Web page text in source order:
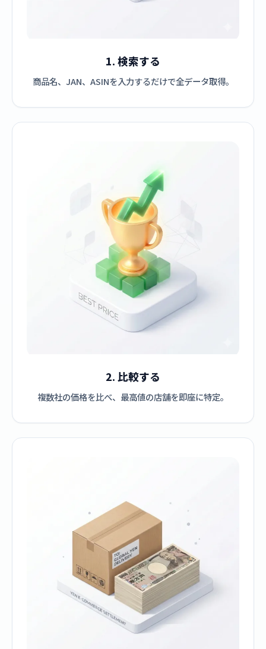
1. 検索する
商品名、JAN、ASINを入力するだけで全データ取得。
2. 比較する
複数社の価格を比べ、最高値の店舗を即座に特定。